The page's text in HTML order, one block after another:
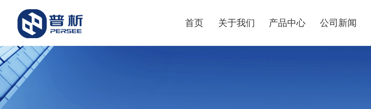
首页 关于我们 产品中心 公司新闻